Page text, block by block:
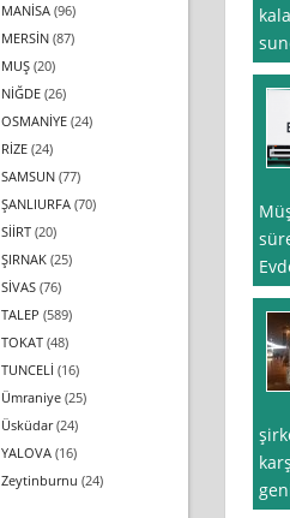
MANİSA (96)
MERSİN (87)
MUŞ (20)
NİĞDE (26)
OSMANİYE (24)
RİZE (24)
SAMSUN (77)
ŞANLIURFA (70)
SİİRT (20)
ŞIRNAK (25)
SİVAS (76)
TALEP (589)
TOKAT (48)
TUNCELİ (16)
Ümraniye (25)
Üsküdar(24)
YALOVA (16)
Zeytinburnu (24)